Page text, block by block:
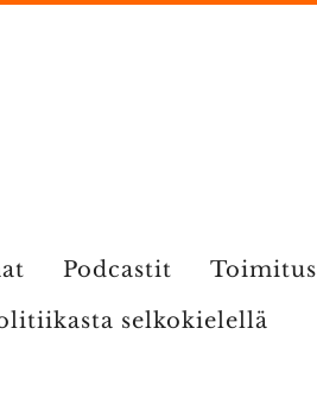
Podcastit Toimitus
selkokielellä